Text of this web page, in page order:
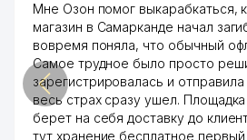
Мне Озон помог выкарабкаться,
магазин в Самарканде начал
вовремя поняла, что обычный
Самое трудное было просто
зарегистрировалась и отправила
весь страх сразу ушел.
берет на себя доставку до
тут хранение бесплатное